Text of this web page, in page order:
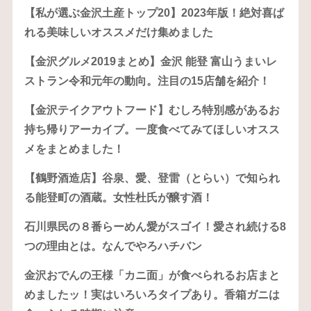
【私が選ぶ金沢土産トップ20】2023年版！絶対喜ば
れる美味しいオススメだけ集めました
【金沢グルメ2019まとめ】金沢 能登 富山うまいレ
ストラン令和元年の動向。注目の15店舗を紹介！
【金沢テイクアウトフード】むしろ特別感があるお
持ち帰りアーカイブ。一度食べてみてほしいオスス
メをまとめました！
【鶴野酒造店】谷泉、愛、登雷（とらい）で知られ
る能登町の酒蔵。女性杜氏が醸す酒！
石川県民の８番らーめん愛がスゴイ！愛され続ける8
つの理由とは。なんでやろハチバン
金沢おでんの王様「カニ面」が食べられるお店まと
めましたッ！実はいろいろタイプあり。香箱ガニは